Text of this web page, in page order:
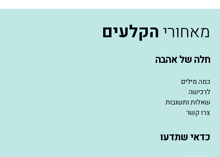
מאחורי הקלעים
חלה של אהבה
כמה מילים
לרכישה
שאלות ותשובות
צרו קשר
כדאי שתדעו